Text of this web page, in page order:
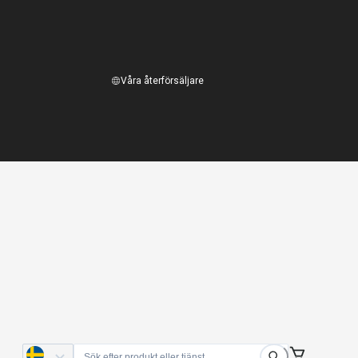
Våra återförsäljare